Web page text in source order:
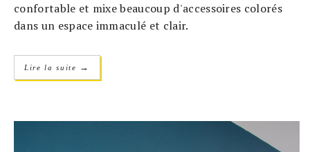
confortable et mixe beaucoup d'accessoires colorés
dans un espace immaculé et clair.
Lire la suite →